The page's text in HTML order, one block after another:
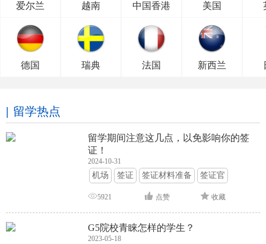
爱尔兰 越南 中国香港 美国
德国 瑞典 法国 新西兰
留学热点
留学期间注意这几点，以免影响你的签
证！
2024-10-31
机场 签证 签证材料准备 签证官
签证面试 签证申请攻略
5921 点赞 收藏
G5院校青睐怎样的学生？
2023-05-18